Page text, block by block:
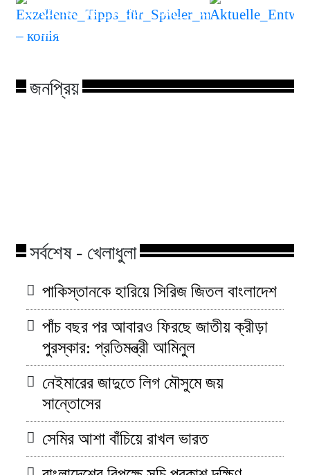
– копія
জনপ্রিয়
সর্বশেষ - খেলাধুলা
পাকিস্তানকে হারিয়ে সিরিজ জিতল বাংলাদেশ
পাঁচ বছর পর আবারও ফিরছে জাতীয় ক্রীড়া
পুরস্কার: প্রতিমন্ত্রী আমিনুল
নেইমারের জাদুতে লিগ মৌসুমে জয়
সান্তোসের
সেমির আশা বাঁচিয়ে রাখল ভারত